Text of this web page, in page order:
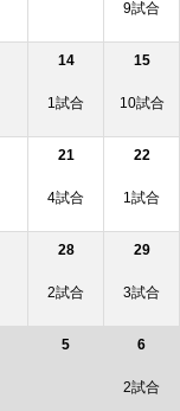
9試合
14
1試合
15
10試合
21
4試合
22
1試合
28
2試合
29
3試合
5 6
2試合